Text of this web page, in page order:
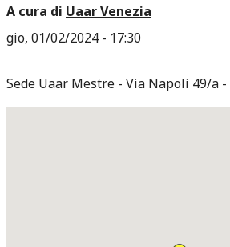
A cura di Uaar Venezia
gio, 01/02/2024 - 17:30
Sede Uaar Mestre Via Napoli 49/a